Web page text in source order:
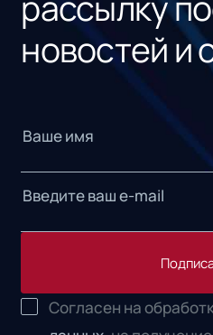
новостей и
Согласен на